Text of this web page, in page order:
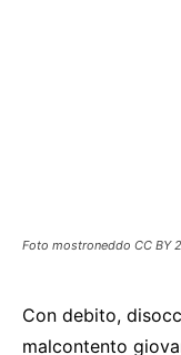
Foto mostroneddo CC BY
Con debito,
malcontento